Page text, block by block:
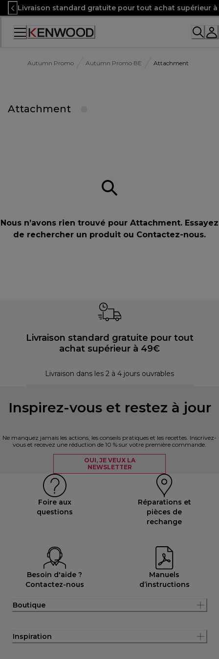
Skip
to
Content
Livraison standard gratuite pour tout achat supérieur
Accessibility
Autumn Promo Autumn Promo BE Attachment
Attachment
Nous n’avons rien trouvé pour Attachment. Essayez
de rechercher un produit ou Contactez-nous.
Livraison standard gratuite pour tout
achat supérieur à 49€
Livraison dans les 2 à 4 jours ouvrables
Inspirez-vous et restez à jour
Ne manquez jamais les actions, les conseils pratiques et les recettes. Inscrivez-
vous et recevez une réduction de 10 % sur votre première commande.
OUI, JE VEUX LA
NEWSLETTER
Foire aux
questions
Réparations et
pièces de
rechange
Besoin d'aide ?
Contactez-nous
Manuels
d’instructions
Boutique
Inspiration